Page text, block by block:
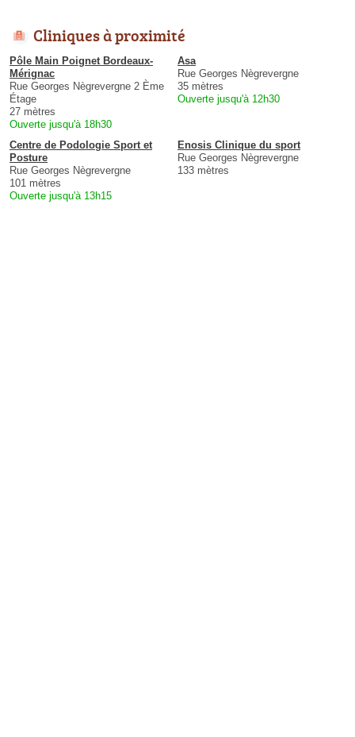
Cliniques à proximité
Pôle Main Poignet Bordeaux-
Mérignac
Rue Georges Nègrevergne 2 Ème
Étage
27 mètres
Ouverte jusqu'à 18h30
Asa
Rue Georges Nègrevergne
35 mètres
Ouverte jusqu'à 12h30
Centre de Podologie Sport et
Posture
Rue Georges Nègrevergne
101 mètres
Ouverte jusqu'à 13h15
Enosis Clinique du sport
Rue Georges Nègrevergne
133 mètres